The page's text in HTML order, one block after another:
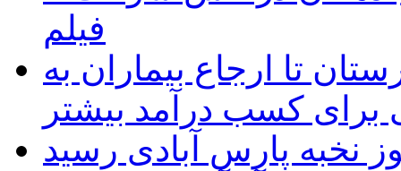
فیلم
تا ارجاع بیماران به
کسب درآمد بیشتر
نخبه پارس آبادی رسید